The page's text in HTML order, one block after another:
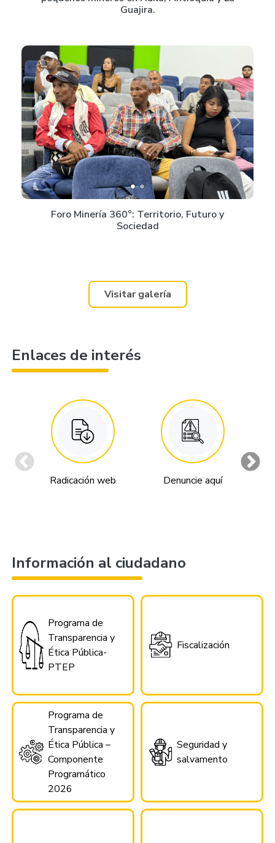
Guajira.
Previous Next
Foro Minería 360°: Territorio, Futuro y
Sociedad
Visitar galería
Enlaces de interés
Radicación web Denuncie aquí
Información al ciudadano
Programa de
Transparencia y
Ética Pública-
PTEP
Fiscalización
Programa de
Transparencia y
Ética Pública –
Componente
Programático
2026
Seguridad y
salvamento